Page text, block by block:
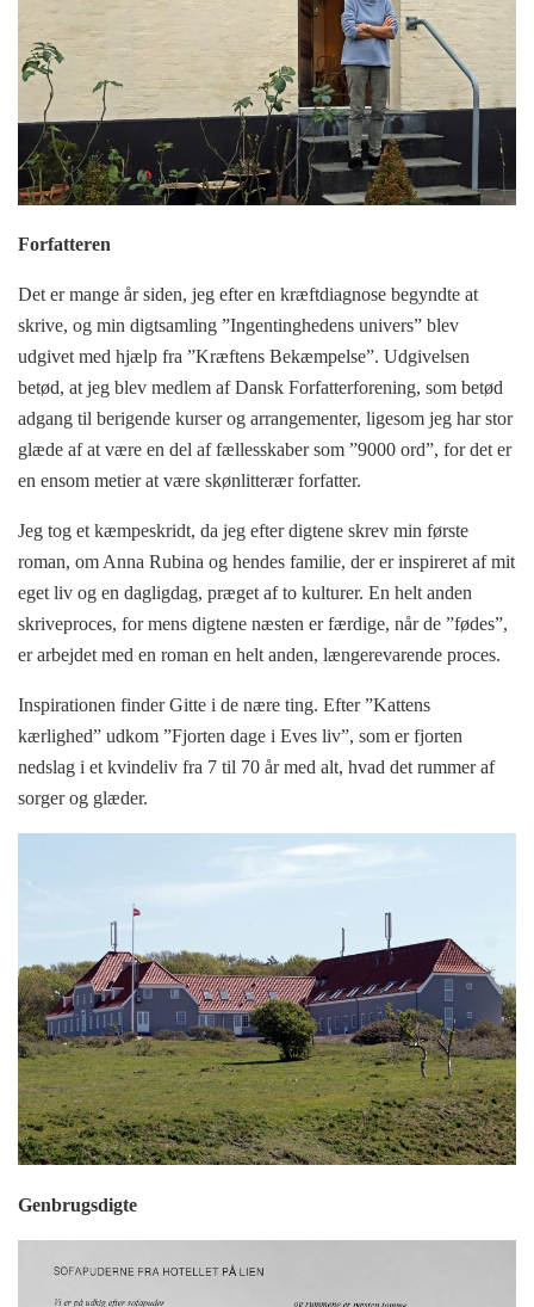
Forfatteren
Det er mange år siden, jeg efter en kræftdiagnose begyndte at
skrive, og min digtsamling ”Ingentinghedens univers” blev
udgivet med hjælp fra ”Kræftens Bekæmpelse”. Udgivelsen
betød, at jeg blev medlem af Dansk Forfatterforening, som betød
adgang til berigende kurser og arrangementer, ligesom jeg har stor
glæde af at være en del af fællesskaber som ”9000 ord”, for det er
en ensom metier at være skønlitterær forfatter.
Jeg tog et kæmpeskridt, da jeg efter digtene skrev min første
roman, om Anna Rubina og hendes familie, der er inspireret af mit
eget liv og en dagligdag, præget af to kulturer. En helt anden
skriveproces, for mens digtene næsten er færdige, når de ”fødes”,
er arbejdet med en roman en helt anden, længerevarende proces.
Inspirationen finder Gitte i de nære ting. Efter ”Kattens
kærlighed” udkom ”Fjorten dage i Eves liv”, som er fjorten
nedslag i et kvindeliv fra 7 til 70 år med alt, hvad det rummer af
sorger og glæder.
Genbrugsdigte